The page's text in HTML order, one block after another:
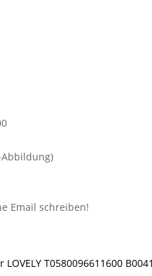
Abbildung)
T0580096611600